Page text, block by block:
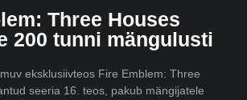
Three Houses
200 tunni mängulusti
eksklusiivteos Fire Emblem: Three
seeria 16. teos, pakub mängijatele